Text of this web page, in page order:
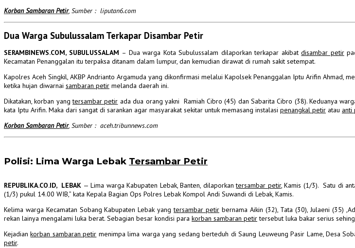
Korban Sambaran Petir, Sumber : liputan6.com
Dua Warga Subulussalam Terkapar Disambar Petir
SERAMBINEWS.COM, SUBULUSSALAM – Dua warga Kota Subulussalam dilaporkan terkapar akibatdisambar petir
Kecamatan Penanggalan itu terpaksa ditanam dalam lumpur, dan kemudian dirawat di rumah sakit setempat.
Kapolres Aceh Singkil, AKBP Andrianto Argamuda yang dikonfirmasi melalui Kapolsek Penanggalan Iptu Arifin Ahmad,
ketika hujan diwarnai sambaran petir melanda daerah ini.
Dikatakan, korban yangtersambar petir ada dua orang yakni Ramiah Cibro (45) dan Sabarita Cibro (38).Keduanya
kata Iptu Arifin. Maka dari sangat di sarankan agar masyarakat sekitar untuk memasang instalasi penangkal petir atau anti
Korban Sambaran Petir, Sumber : aceh.tribunnews.com
Polisi: Lima Warga Lebak Tersambar Petir
REPUBLIKA.CO.ID, LEBAK — Lima warga Kabupaten Lebak, Banten, dilaporkantersambar petir, Kamis (1/3). Satu di
(1/3) pukul 14.00 WIB,” kata Kepala Bagian Ops Polres Lebak Kompol Andi Suwandi di Lebak, Kamis.
Kelima warga Kecamatan Sobang Kabupaten Lebak yangtersambar petirbernama Aikin (32), Tata (30), Julaeni (35)
rekan lainya mengalami luka berat. Sebagian besar kondisi para korban sambaran petirtersebut luka bakar serius
Kejadiankorban sambaran petir menimpa lima warga yang sedang berteduh di Saung Leuweung Pasir Lame, Desa
petir.